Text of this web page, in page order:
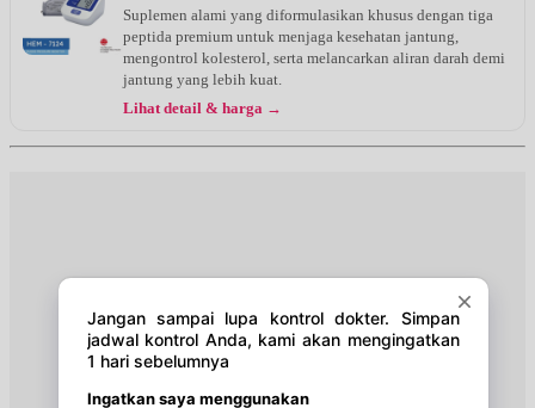
Selasa, 18/08/2026
Jam 11:00 - 13:00
Rabu, 19/08/2026
Jam 12:00 - 14:00
Sabtu, 22/08/2026
Suplemen alami yang diformulasikan khusus dengan tiga
peptida premium untuk menjaga kesehatan jantung,
mengontrol kolesterol, serta melancarkan aliran darah demi
jantung yang lebih kuat.
Lihat detail & harga →